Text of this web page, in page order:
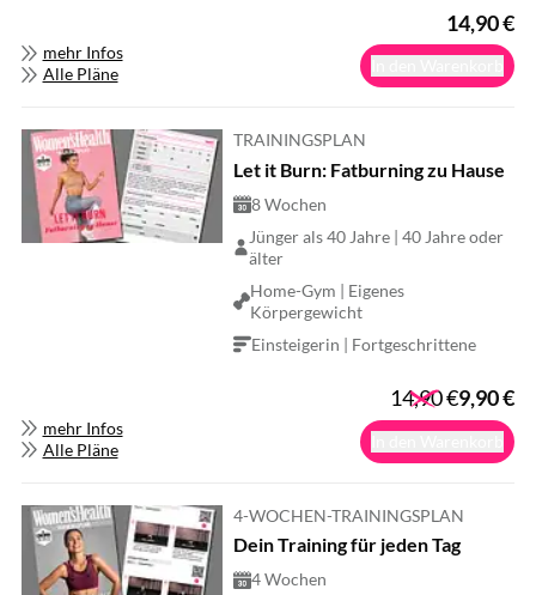
mehr Infos
Alle Pläne
14,90€
TRAININGSPLAN
Let it Burn: Fatburning zu Hause
8 Wochen
Jünger als 40 Jahre | 40 Jahre oder
älter
Home-Gym | Eigenes
Körpergewicht
Einsteigerin | Fortgeschrittene
mehr Infos
Alle Pläne
14,90€9,90€
4-WOCHEN-TRAININGSPLAN
Dein Training für jeden Tag
4 Wochen